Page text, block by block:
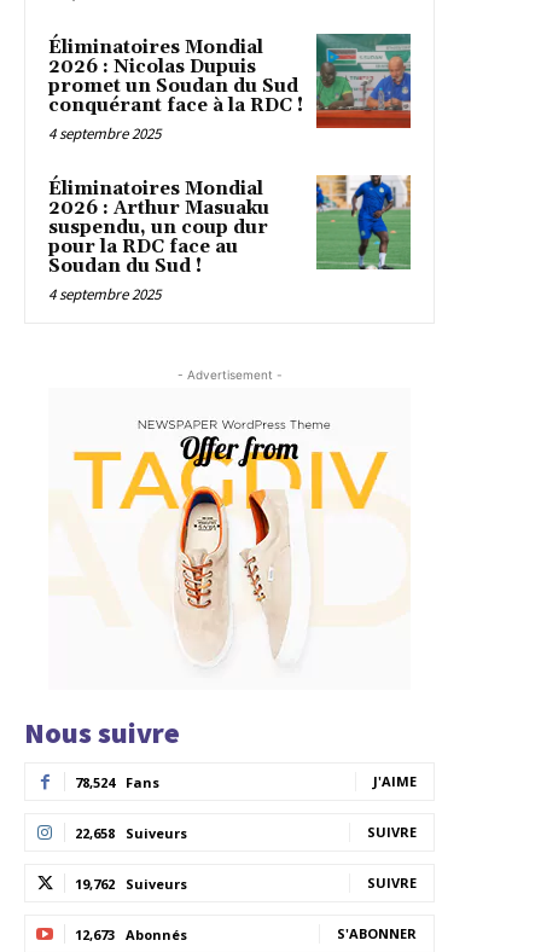
Éliminatoires Mondial
2026 : Nicolas Dupuis
promet un Soudan du Sud
conquérant face à la RDC !
4 septembre 2025
Éliminatoires Mondial
2026 : Arthur Masuaku
suspendu, un coup dur
pour la RDC face au
Soudan du Sud !
4 septembre 2025
- Advertisement -
Nous suivre
78,524 Fans J'AIME
22,658 Suiveurs SUIVRE
19,762 Suiveurs SUIVRE
12,673 Abonnés S'ABONNER